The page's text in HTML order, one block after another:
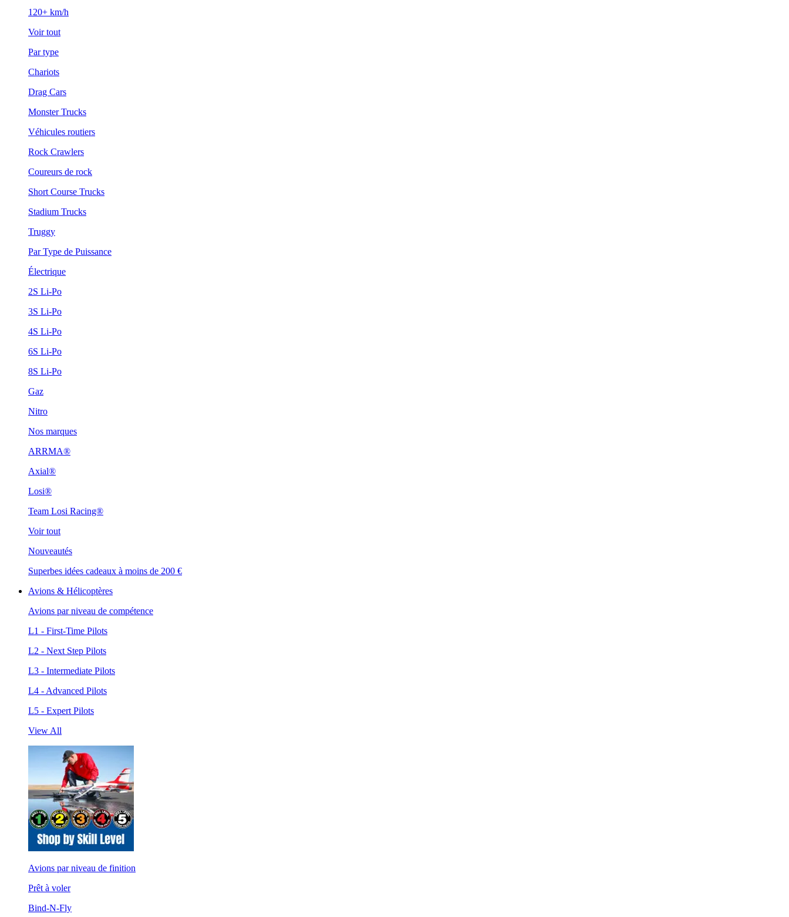
120+ km/h
Voir tout
Par type
Chariots
Drag Cars
Monster Trucks
Véhicules routiers
Rock Crawlers
Coureurs de rock
Short Course Trucks
Stadium Trucks
Truggy
Par Type de Puissance
Électrique
2S Li-Po
3S Li-Po
4S Li-Po
6S Li-Po
8S Li-Po
Gaz
Nitro
Nos marques
ARRMA®
Axial®
Losi®
Team Losi Racing®
Voir tout
Nouveautés
Superbes idées cadeaux à moins de 200 €
Avions & Hélicoptères
Avions par niveau de compétence
L1 - First-Time Pilots
L2 - Next Step Pilots
L3 - Intermediate Pilots
L4 - Advanced Pilots
L5 - Expert Pilots
View All
Avions par niveau de finition
Prêt à voler
Bind-N-Fly